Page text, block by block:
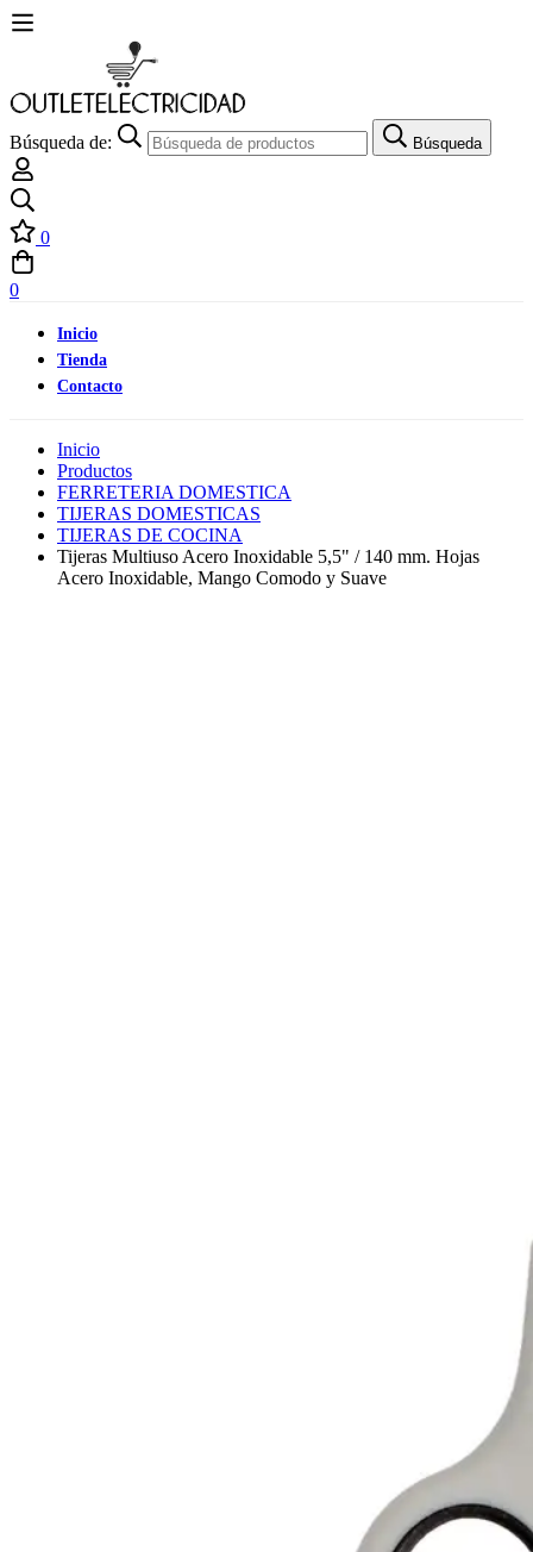
Búsqueda de: Búsqueda
0
0
Inicio
Tienda
Contacto
Inicio
Productos
FERRETERIA DOMESTICA
TIJERAS DOMESTICAS
TIJERAS DE COCINA
Tijeras Multiuso Acero Inoxidable 5,5" / 140 mm. Hojas
Acero Inoxidable, Mango Comodo y Suave